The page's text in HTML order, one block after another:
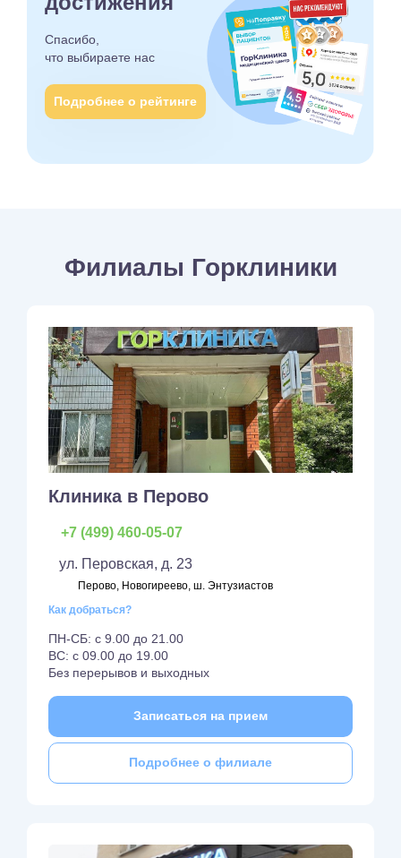
Спасибо,
что выбираете нас
Подробнее о рейтинге
Филиалы Горклиники
Клиника в Перово
+7 (499) 460-05-07
ул. Перовская, д. 23
Перово, Новогиреево, ш. Энтузиастов
Как добраться?
ПН-СБ: с 9.00 до 21.00
ВС: с 09.00 до 19.00
Без перерывов и выходных
Записаться на прием
Подробнее о филиале